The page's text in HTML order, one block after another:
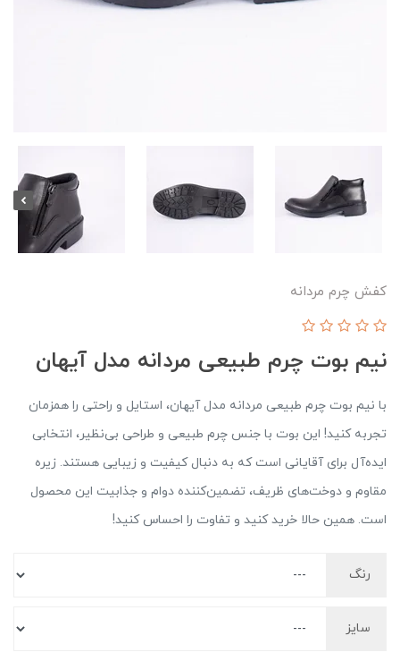
کفش چرم مردانه
نیم بوت چرم طبیعی مردانه مدل آیهان
با نیم بوت چرم طبیعی مردانه مدل آیهان، استایل و راحتی را همزمان
تجربه کنید! این بوت با جنس چرم طبیعی و طراحی بی‌نظیر، انتخابی
ایده‌آل برای آقایانی است که به دنبال کیفیت و زیبایی هستند. زیره
مقاوم و دوخت‌های ظریف، تضمین‌کننده دوام و جذابیت این محصول
است. همین حالا خرید کنید و تفاوت را احساس کنید!
رنگ
سایز